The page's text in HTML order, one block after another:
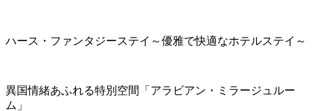
ハース・ファンタジーステイ～優雅で快適なホテルステイ～
異国情緒あふれる特別空間「アラビアン・ミラージュルー
ム」